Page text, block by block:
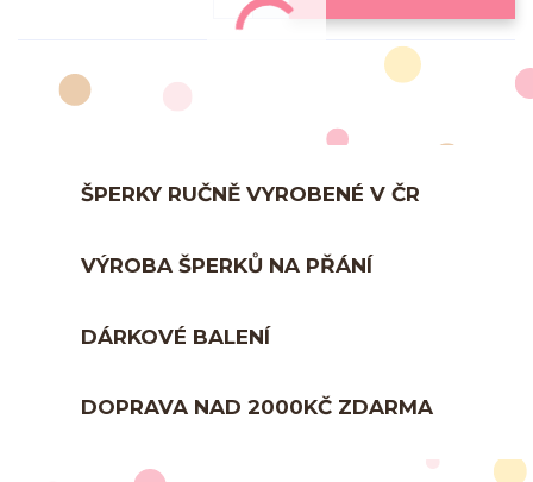
ŠPERKY RUČNĚ VYROBENÉ V ČR
VÝROBA ŠPERKŮ NA PŘÁNÍ
DÁRKOVÉ BALENÍ
DOPRAVA NAD 2000KČ ZDARMA